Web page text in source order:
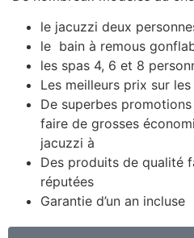
le jacuzzi deux
le bain à remous
les spas 4, 6 et 8
Les meilleurs prix sur
De superbes
faire de grosses
jacuzzi à
Des produits de qualité
réputées
Garantie d’un an incluse